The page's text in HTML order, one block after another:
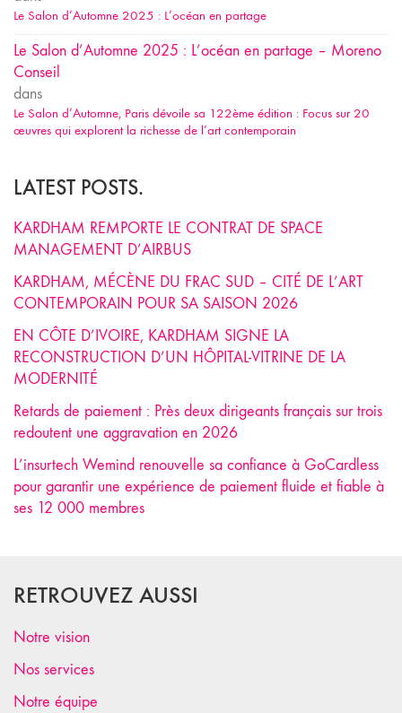
Le Salon d’Automne 2025 : L’océan en partage
Le Salon d’Automne 2025 : L’océan en partage – Moreno
Conseil
dans
Le Salon d’Automne, Paris dévoile sa 122ème édition : Focus sur 20
œuvres qui explorent la richesse de l’art contemporain
LATEST POSTS.
KARDHAM REMPORTE LE CONTRAT DE SPACE
MANAGEMENT D’AIRBUS
KARDHAM, MÉCÈNE DU FRAC SUD – CITÉ DE L’ART
CONTEMPORAIN POUR SA SAISON 2026
EN CÔTE D’IVOIRE, KARDHAM SIGNE LA
RECONSTRUCTION D’UN HÔPITAL-VITRINE DE LA
MODERNITÉ
Retards de paiement : Près deux dirigeants français sur trois
redoutent une aggravation en 2026
L’insurtech Wemind renouvelle sa confiance à GoCardless
pour garantir une expérience de paiement fluide et fiable à
ses 12 000 membres
RETROUVEZ AUSSI
Notre vision
Nos services
Notre équipe